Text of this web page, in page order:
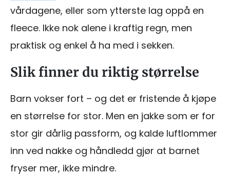
vårdagene, eller som ytterste lag oppå en
fleece. Ikke nok alene i kraftig regn, men
praktisk og enkel å ha med i sekken.
Slik finner du riktig størrelse
Barn vokser fort – og det er fristende å kjøpe
en størrelse for stor. Men en jakke som er for
stor gir dårlig passform, og kalde luftlommer
inn ved nakke og håndledd gjør at barnet
fryser mer, ikke mindre.